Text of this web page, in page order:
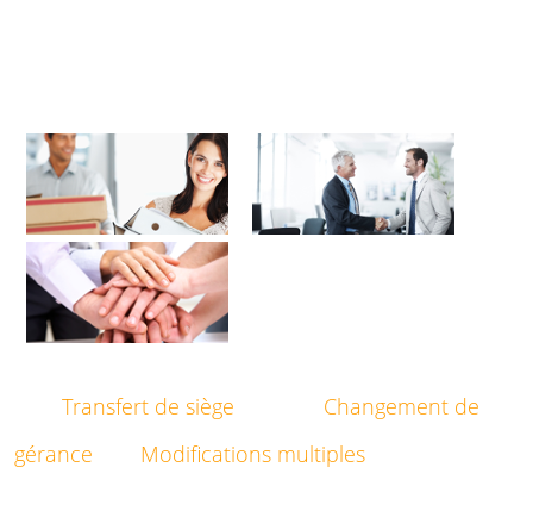
Transfert de siège
Changement de
gérance
Modifications multiples